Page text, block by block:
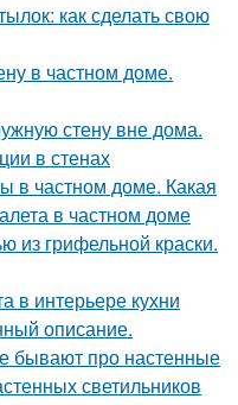
как сделать свою
в частном доме.
стену вне дома.
в стенах
в частном доме. Какая
в частном доме
из грифельной краски.
в интерьере кухни
описание.
бывают про настенные
светильников